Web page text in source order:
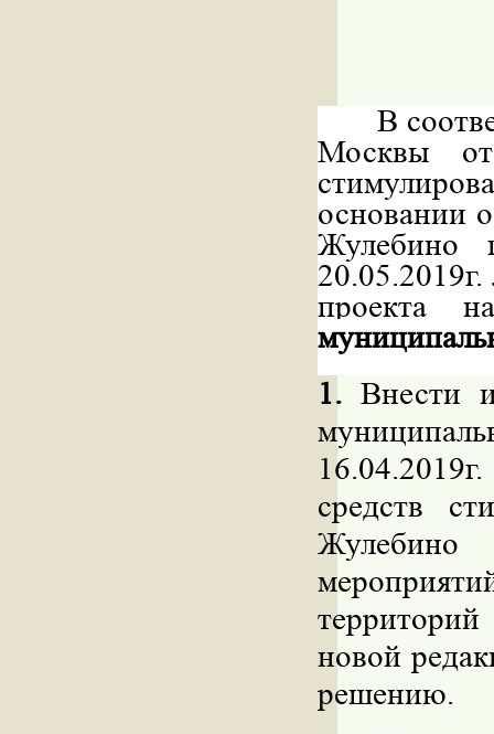
В
Москвы
основании
Жулебино
проекта
1. Внести
средств
новой
решению.